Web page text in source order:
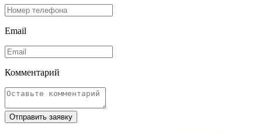
Email
Комментарий
Отправить заявку